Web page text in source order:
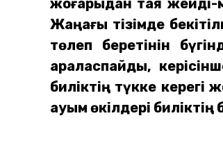
Жаңағы тізімде
төлеп беретінін
араласпайды,
биліктің түкке
қауым өкілдері